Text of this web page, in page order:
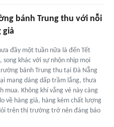
bánh Trung thu với nỗi
giả
đầy một tuần nữa là đến Tết
song khác với sự nhộn nhịp mọi
bánh Trung thu tại Đà Nẵng
mang dáng dấp trầm lắng, thưa
mua. Không khí vắng vẻ này càng
về hàng giả, hàng kém chất lượng
trên thị trường trở nên đáng báo